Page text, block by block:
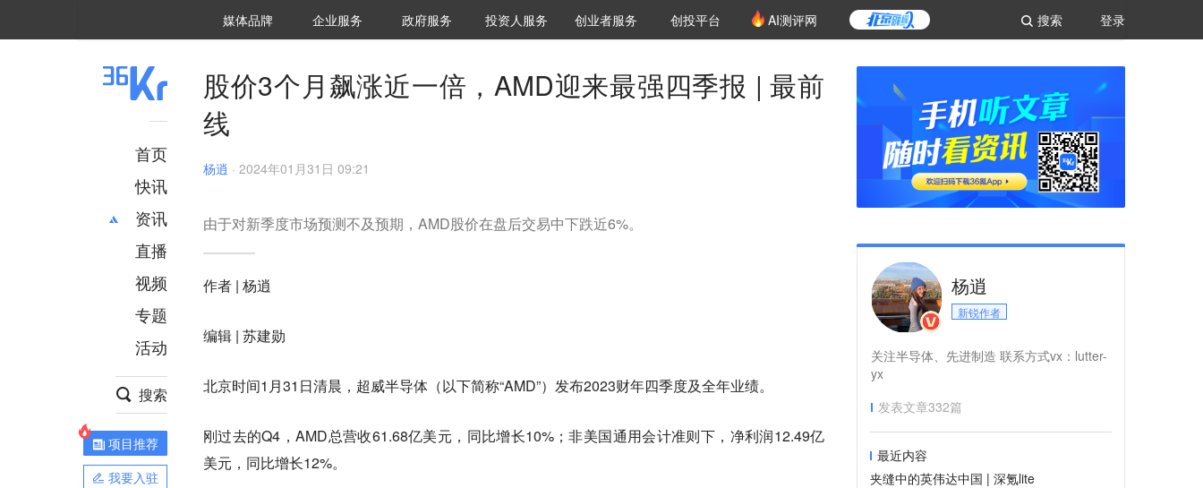
登录
搜索
媒体品牌 36Kr研究院
企业服务 城市之窗
政府服务 VClub投资机构库
投资机构职位推介
投资人服务 创投氪堂
创业者服务 创投平台 AI测评网
首页
快讯
资讯
推荐
财经
项目推荐
安徽
直播
视频
专题
活动
搜索
项目推荐
我要入驻
股价3个月飙涨近一倍，AMD迎来最强四季报 | 最前
线
杨逍 · 2024年01月31日 09:21
由于对新季度市场预测不及预期，AMD股价在盘后交易中下跌近6%。
作者 | 杨逍
编辑 | 苏建勋
北京时间1月31日清晨，超威半导体（以下简称“AMD”）发布2023财年四季度及全年业绩。
刚过去的Q4，AMD总营收61.68亿美元，同比增长10%；非美国通用会计准则下，净利润12.49亿
美元，同比增长12%。
杨逍
新锐作者
关注半导体、先进制造 联系方式vx：lutter-
yx
发表文章332篇
最近内容
夹缝中的英伟达中国 | 深氪lite